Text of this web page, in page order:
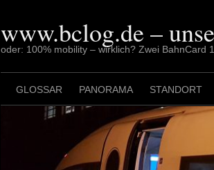
www.bclog.de –
oder: 100% mobility – wirklich? Zwei BahnCard
GLOSSAR PANORAMA STANDORT